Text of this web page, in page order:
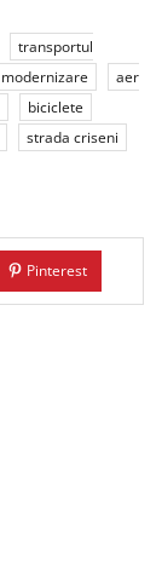
transportul
modernizare
aer
biciclete
strada criseni
Pinterest